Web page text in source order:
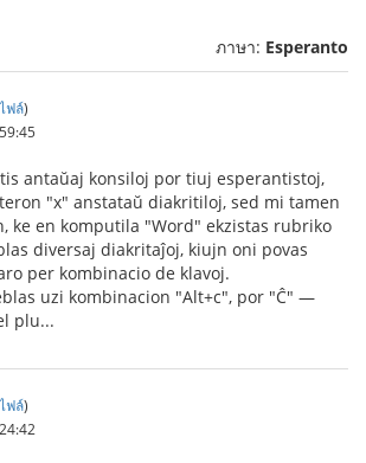
ภาษา: Esperanto
ฟล์)
antaŭaj konsiloj por tiuj esperantistoj,
"x" anstataŭ diakritiloj, sed mi tamen
ke en komputila "Word" ekzistas rubriko
diversaj diakritaĵoj, kiujn oni povas
per kombinacio de klavoj.
uzi kombinacion "Alt+c", por "Ĉ" —
plu...
ฟล์)